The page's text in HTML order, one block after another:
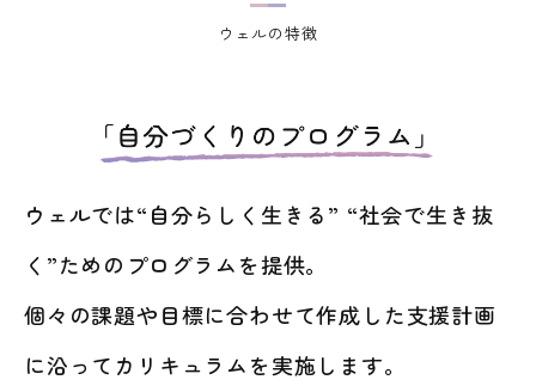
ウェルの特徴
ウェルでは“自分らしく生きる” “社会で生き抜
く”ためのプログラムを提供。
個々の課題や目標に合わせて作成した支援計画
に沿ってカリキュラムを実施します。